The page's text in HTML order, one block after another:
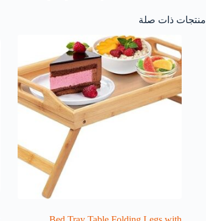
منتجات ذات صلة